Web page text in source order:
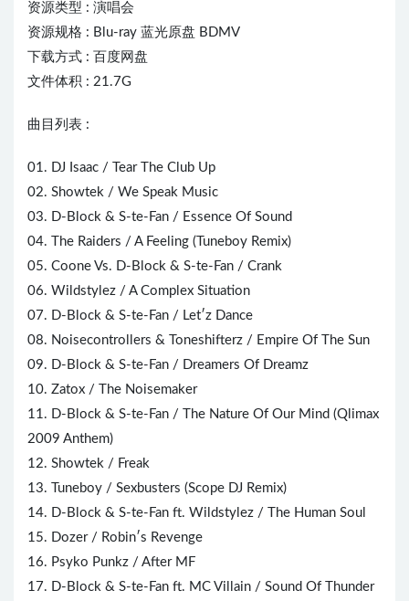
资源类型 : 演唱会
资源规格 : Blu-ray 蓝光原盘 BDMV
下载方式 : 百度网盘
文件体积 : 21.7G
曲目列表 :
01. DJ Isaac / Tear The Club Up
02. Showtek / We Speak Music
03. D-Block & S-te-Fan / Essence Of Sound
04. The Raiders / A Feeling (Tuneboy Remix)
05. Coone Vs. D-Block & S-te-Fan / Crank
06. Wildstylez / A Complex Situation
07. D-Block & S-te-Fan / Let′z Dance
08. Noisecontrollers & Toneshifterz / Empire Of The Sun
09. D-Block & S-te-Fan / Dreamers Of Dreamz
10. Zatox / The Noisemaker
11. D-Block & S-te-Fan / The Nature Of Our Mind (Qlimax
2009 Anthem)
12. Showtek / Freak
13. Tuneboy / Sexbusters (Scope DJ Remix)
14. D-Block & S-te-Fan ft. Wildstylez / The Human Soul
15. Dozer / Robin′s Revenge
16. Psyko Punkz / After MF
17. D-Block & S-te-Fan ft. MC Villain / Sound Of Thunder